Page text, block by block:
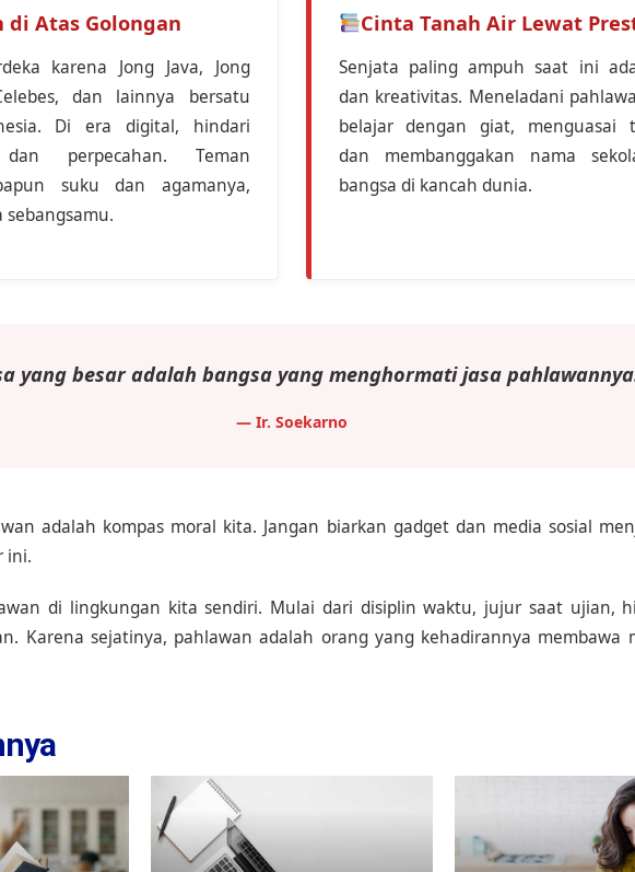
di Atas Golongan
karena Jong Java, Jong
dan lainnya bersatu
Di era digital, hindari
perpecahan. Teman
suku dan agamanya,
sebangsamu.
Cinta Tanah Air Lewat
Senjata paling ampuh saat ini
dan kreativitas. Meneladani
belajar dengan giat, menguasai
dan membanggakan nama
bangsa di kancah dunia.
yang besar adalah bangsa yang menghormati jasa
— Ir. Soekarno
adalah kompas moral kita. Jangan biarkan gadget dan media sosial
ini.
di lingkungan kita sendiri. Mulai dari disiplin waktu, jujur saat ujian,
Karena sejatinya, pahlawan adalah orang yang kehadirannya membawa